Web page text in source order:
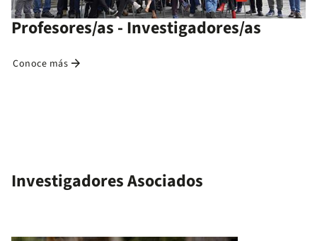
Profesores/as - Investigadores/as
Conoce más arrow_forward
Investigadores Asociados